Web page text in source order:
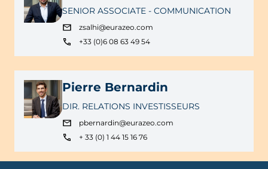
SENIOR ASSOCIATE - COMMUNICATION
zsalhi@eurazeo.com
+33 (0)6 08 63 49 54
Pierre Bernardin
DIR. RELATIONS INVESTISSEURS
pbernardin@eurazeo.com
+ 33 (0) 1 44 15 16 76